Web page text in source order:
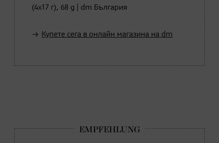
(4x17 г), 68 g | dm България
Купете сега в онлайн магазина на dm